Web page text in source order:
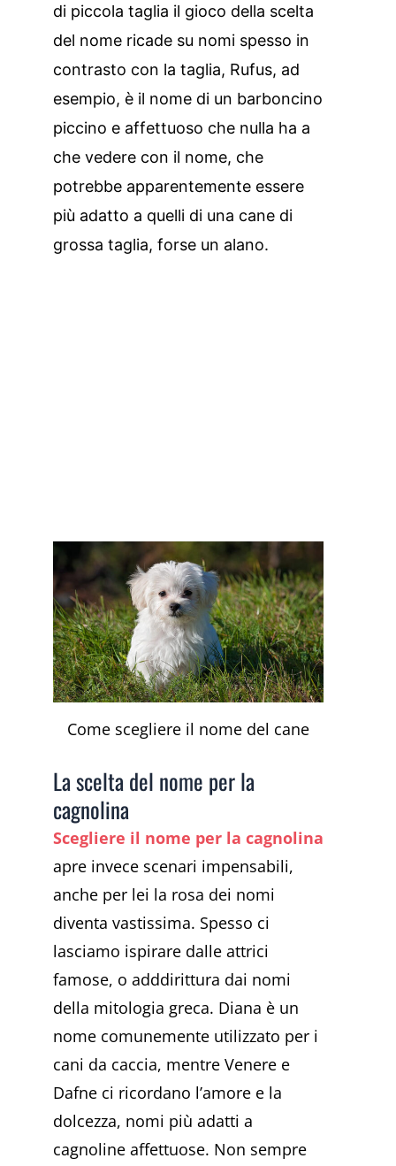
di piccola taglia il gioco della scelta
del nome ricade su nomi spesso in
contrasto con la taglia, Rufus, ad
esempio, è il nome di un barboncino
piccino e affettuoso che nulla ha a
che vedere con il nome, che
potrebbe apparentemente essere
più adatto a quelli di una cane di
grossa taglia, forse un alano.
Come scegliere il nome del cane
La scelta del nome per la
cagnolina
Scegliere il nome per la cagnolina
apre invece scenari impensabili,
anche per lei la rosa dei nomi
diventa vastissima. Spesso ci
lasciamo ispirare dalle attrici
famose, o adddirittura dai nomi
della mitologia greca. Diana è un
nome comunemente utilizzato per i
cani da caccia, mentre Venere e
Dafne ci ricordano l’amore e la
dolcezza, nomi più adatti a
cagnoline affettuose. Non sempre